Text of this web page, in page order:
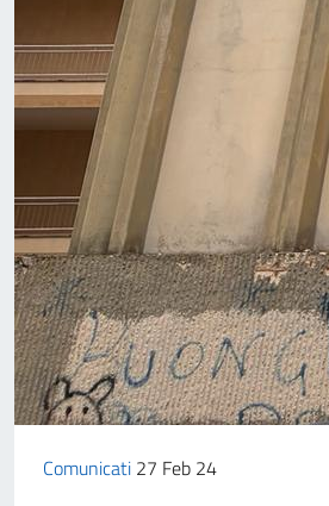
Comunicati 27 Feb 24